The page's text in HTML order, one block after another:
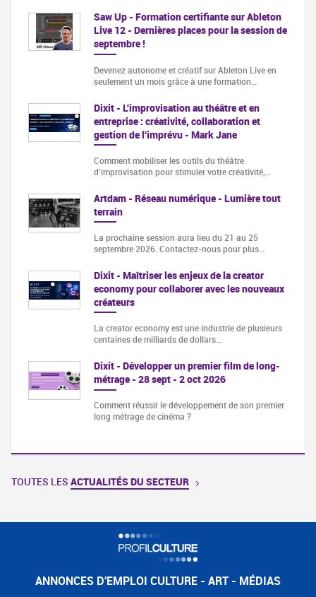
Saw Up - Formation certifiante sur Ableton
Live 12 - Dernières places pour la session de
septembre !
Devenez autonome et créatif sur Ableton Live en
seulement un mois grâce à une formation…
Dixit - L'improvisation au théâtre et en
entreprise : créativité, collaboration et
gestion de l'imprévu - Mark Jane
Comment mobiliser les outils du théâtre
d’improvisation pour stimuler votre créativité,…
Artdam - Réseau numérique - Lumière tout
terrain
La prochaine session aura lieu du 21 au 25
septembre 2026. Contactez-nous pour plus…
Dixit - Maîtriser les enjeux de la creator
economy pour collaborer avec les nouveaux
créateurs
La creator economy est une industrie de plusieurs
centaines de milliards de dollars…
Dixit - Développer un premier film de long-
métrage - 28 sept - 2 oct 2026
Comment réussir le développement de son premier
long métrage de cinéma ?
TOUTES LES ACTUALITÉS DU SECTEUR
ANNONCES D'EMPLOI CULTURE - ART - MÉDIAS